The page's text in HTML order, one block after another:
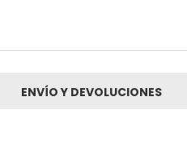
ENVÍO Y DEVOLUCIONES